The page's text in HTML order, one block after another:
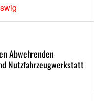
Abwehrenden
Nutzfahrzeugwerkstatt